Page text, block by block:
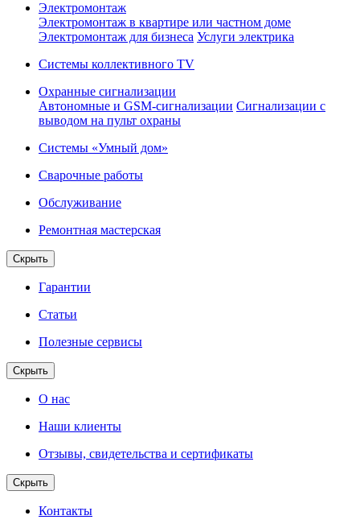
Электромонтаж
Электромонтаж в квартире или частном доме
Электромонтаж для бизнеса Услуги электрика
Системы коллективного TV
Охранные сигнализации
Автономные и GSM-сигнализации Сигнализации с
выводом на пульт охраны
Системы «Умный дом»
Сварочные работы
Обслуживание
Ремонтная мастерская
Скрыть
Гарантии
Статьи
Полезные сервисы
Скрыть
О нас
Наши клиенты
Отзывы, свидетельства и сертификаты
Скрыть
Контакты